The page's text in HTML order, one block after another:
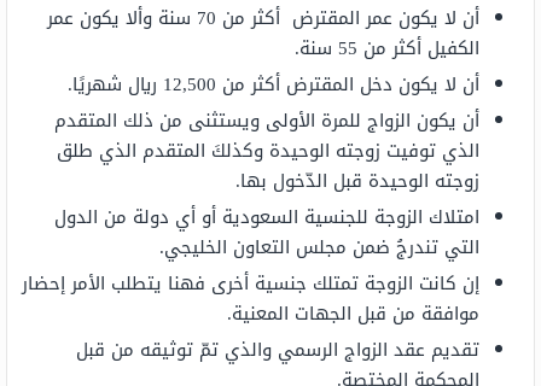
أن لا يكون عمر المقترض أكثر من 70 سنة وألا يكون عمر
الكفيل أكثر من 55 سنة.
أن لا يكون دخل المقترض أكثر من 12,500 ريال شهريًا.
أن يكون الزواج للمرة الأولى ويستثنى من ذلك المتقدم
الذي توفيت زوجته الوحيدة وكذلكَ المتقدم الذي طلق
زوجته الوحيدة قبل الدّخول بها.
امتلاك الزوجة للجنسية السعودية أو أي دولة من الدول
التي تندرجُ ضمن مجلس التعاون الخليجي.
إن كانت الزوجة تمتلك جنسية أخرى فهنا يتطلب الأمر إحضار
موافقة من قبل الجهات المعنية.
تقديم عقد الزواج الرسمي والذي تمّ توثيقه من قبل